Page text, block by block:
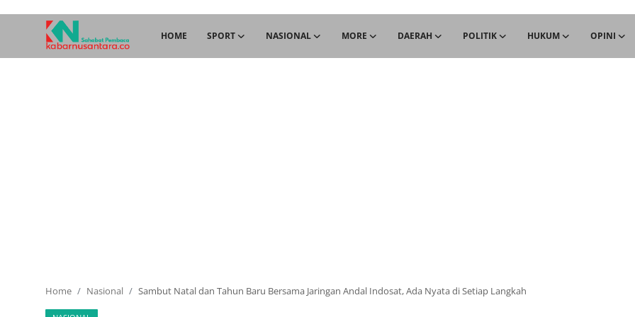
HOME SPORT NASIONAL MORE DAERAH POLITIK HUKUM OPINI
Home Nasional Sambut Natal dan Tahun Baru Bersama Jaringan Andal Indosat, Ada Nyata di Setiap Langkah